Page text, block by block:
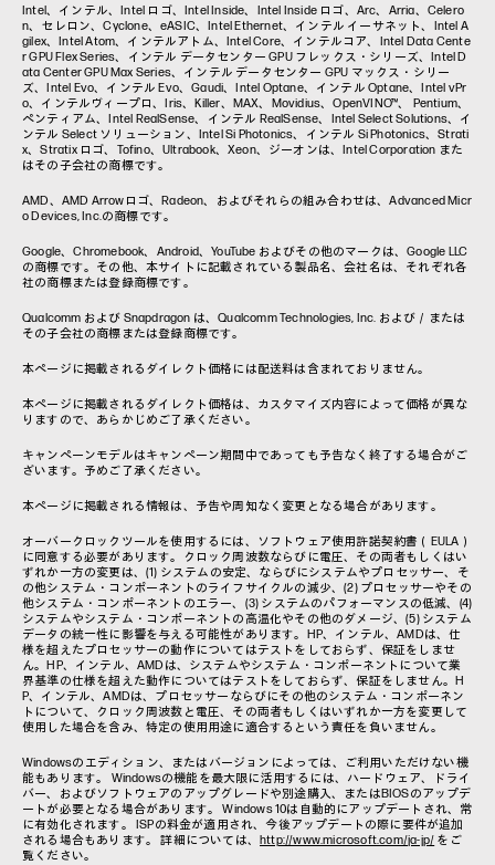
Intel、インテル、Intel ロゴ、Intel Inside、Intel Inside ロゴ、Arc、Arria、Celero
n、セレロン、Cyclone、eASIC、Intel Ethernet、インテル イーサネット、Intel A
gilex、Intel Atom、インテルアトム、Intel Core、インテルコア、Intel Data Cente
r GPU Flex Series、インテル データセンター GPU フレックス・シリーズ、Intel D
ata Center GPU Max Series、インテル データセンター GPU マックス・シリー
ズ、Intel Evo、インテル Evo、Gaudi、Intel Optane、インテル Optane、Intel vPr
o、インテルヴィープロ、Iris、Killer、MAX、Movidius、OpenVINO™、 Pentium、
ペンティアム、Intel RealSense、インテル RealSense、Intel Select Solutions、イ
ンテル Select ソリューション、Intel Si Photonics、インテル Si Photonics、Strati
x、Stratix ロゴ、Tofino、Ultrabook、Xeon、ジーオンは、Intel Corporation また
はその子会社の商標です。
AMD、AMD Arrowロゴ、Radeon、およびそれらの組み合わせは、Advanced Micr
o Devices, Inc.の商標です。
Google、Chromebook、Android、YouTube およびその他のマークは、Google LLC
の商標です。その他、本サイトに記載されている製品名、会社名は、それぞれ各
社の商標または登録商標です。
Qualcomm および Snapdragon は、Qualcomm Technologies, Inc. および／または
その子会社の商標または登録商標です。
本ページに掲載されるダイレクト価格には配送料は含まれておりません。
本ページに掲載されるダイレクト価格は、カスタマイズ内容によって価格が異な
りますので、あらかじめご了承ください。
キャンペーンモデルはキャンペーン期間中であっても予告なく終了する場合がご
ざいます。予めご了承ください。
本ページに掲載される情報は、予告や周知なく変更となる場合があります。
オーバークロックツールを使用するには、ソフトウェア使用許諾契約書（EULA）
に同意する必要があります。クロック周波数ならびに電圧、その両者もしくはい
ずれか一方の変更は、(1) システムの安定、ならびにシステムやプロセッサー、そ
の他システム・コンポーネントのライフサイクルの減少、(2) プロセッサーやその
他システム・コンポーネントのエラー、(3) システムのパフォーマンスの低減、(4)
システムやシステム・コンポーネントの高温化やその他のダメージ、(5) システム
データの統一性に影響を与える可能性があります。HP、インテル、AMDは、仕
様を超えたプロセッサーの動作についてはテストをしておらず、保証をしませ
ん。HP、インテル、AMDは、システムやシステム・コンポーネントについて業
界基準の仕様を超えた動作についてはテストをしておらず、保証をしません。H
P、インテル、AMDは、プロセッサーならびにその他のシステム・コンポーネン
トについて、クロック周波数と電圧、その両者もしくはいずれか一方を変更して
使用した場合を含み、特定の使用用途に適合するという責任を負いません。
Windowsのエディション、またはバージョンによっては、ご利用いただけない機
能もあります。 Windowsの機能を最大限に活用するには、ハードウェア、ドライ
バー、およびソフトウェアのアップグレードや別途購入、またはBIOSのアップデ
ートが必要となる場合があります。 Windows 10は自動的にアップデートされ、常
に有効化されます。 ISPの料金が適用され、今後アップデートの際に要件が追加
される場合もあります。 詳細については、 http://www.microsoft.com/ja-jp/ をご
覧ください。